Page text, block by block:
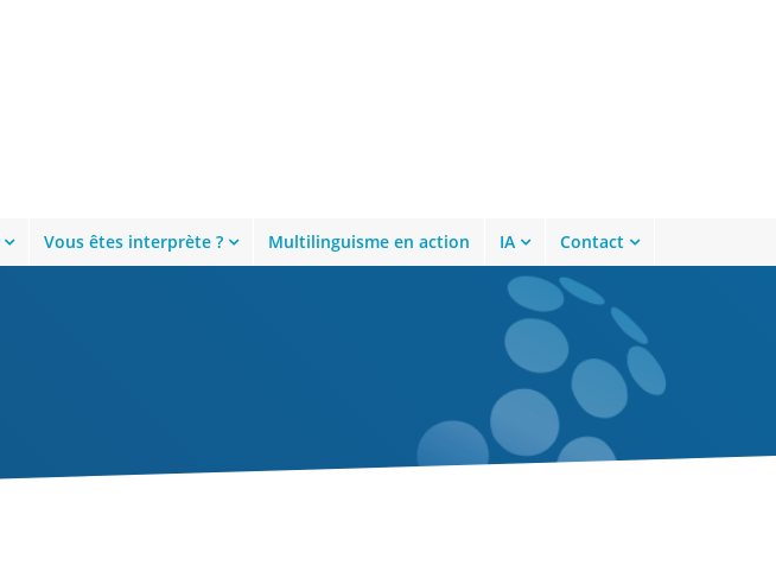
Vous êtes interprète ? Multilinguisme en action IA Contact